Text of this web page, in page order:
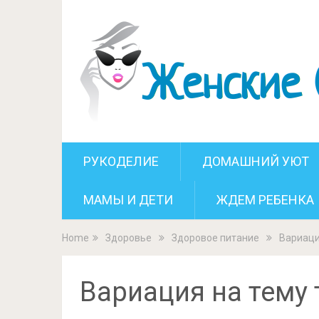
РУКОДЕЛИЕ ДОМАШНИЙ УЮТ
МАМЫ И ДЕТИ ЖДЕМ РЕБЕНКА
Home Здоровье Здоровое питание
Вариация на тему